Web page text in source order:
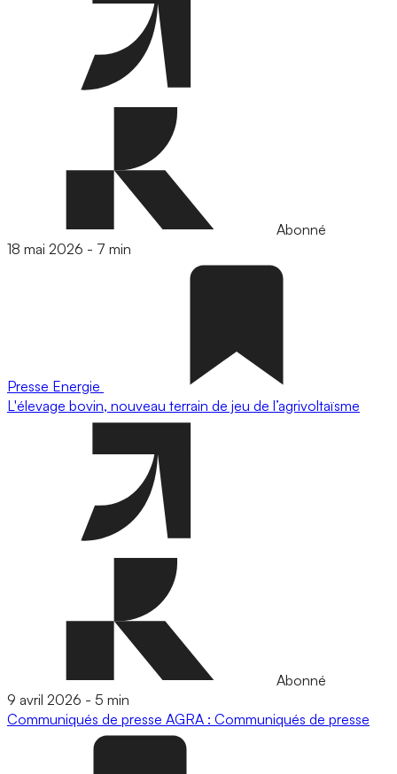
Abonné
18 mai 2026 - 7 min
Presse Energie
L'élevage bovin, nouveau terrain de jeu de l’agrivoltaïsme
Abonné
9 avril 2026 - 5 min
Communiqués de presse AGRA : Communiqués de presse